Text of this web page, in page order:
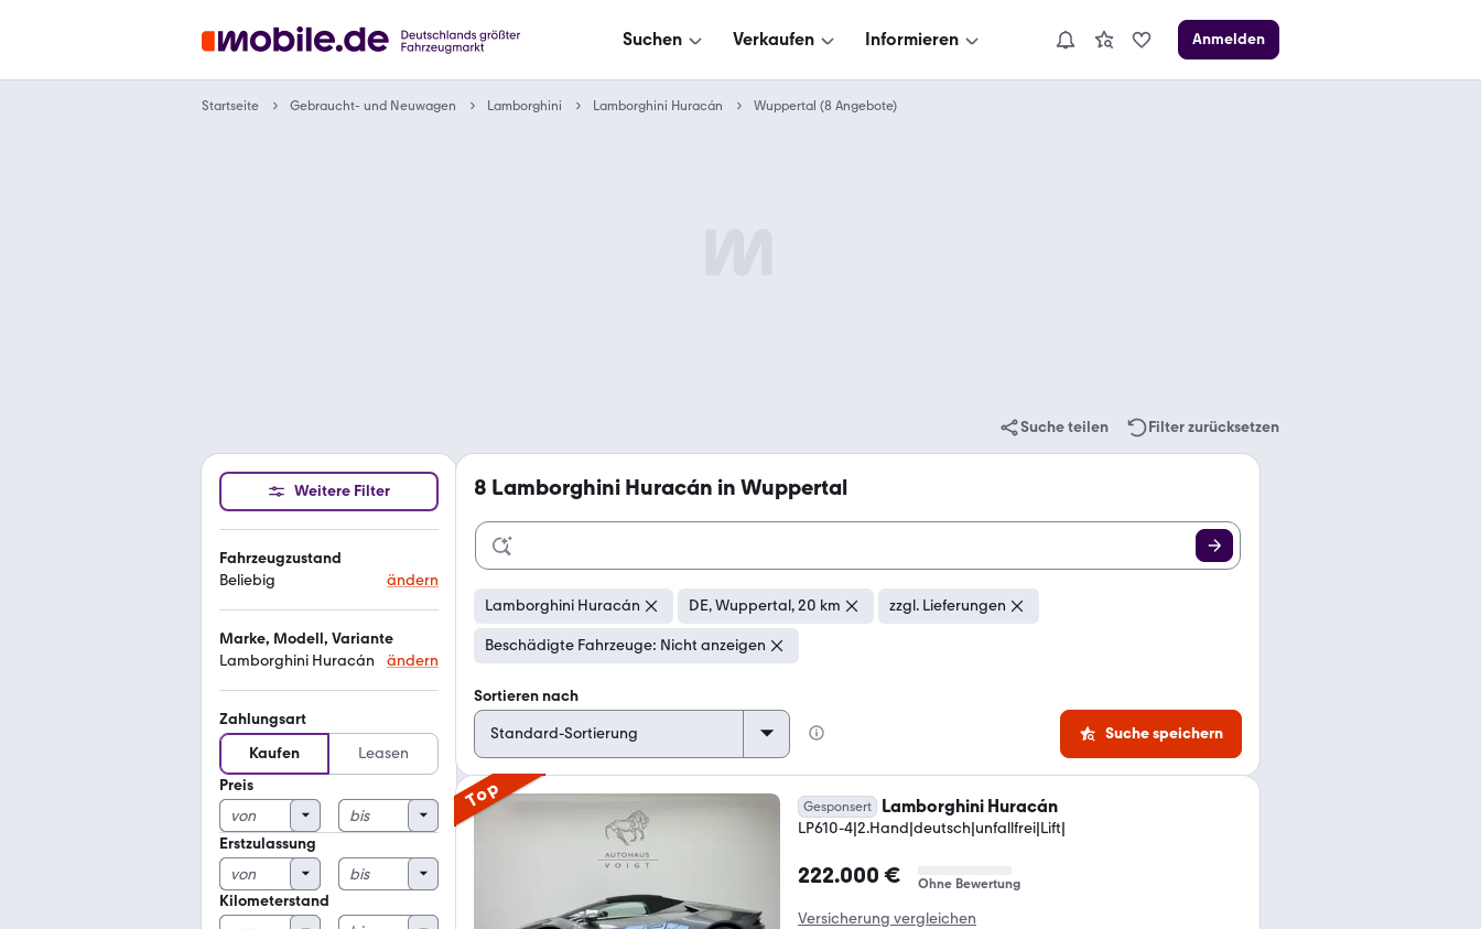
Suchen Verkaufen Informieren Anmelden
Startseite Gebraucht- und Neuwagen Lamborghini Lamborghini Huracán Wuppertal (8 Angebote)
Suche teilen Filter zurücksetzen
Weitere Filter
Fahrzeugzustand
Beliebig
ändern
Marke, Modell, Variante
Lamborghini Huracán
ändern
Zahlungsart
Kaufen
Leasen
Preis
Erstzulassung
Kilometerstand
8 Lamborghini Huracán in Wuppertal
Lamborghini Huracán DE, Wuppertal, 20 km zzgl. Lieferungen
Beschädigte Fahrzeuge: Nicht anzeigen
Sortieren nach
Suche speichern
Top Gesponsert Lamborghini Huracán
LP610-4|2.Hand|deutsch|unfallfrei|Lift|
222.000 € Ohne Bewertung
Versicherung vergleichen